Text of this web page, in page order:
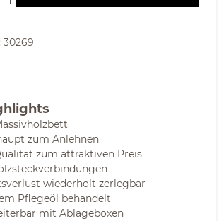
30269
zum Anlehnen
zum attraktiven Preis
wiederholt zerlegbar
Pflegeöl behandelt
mit Ablageboxen